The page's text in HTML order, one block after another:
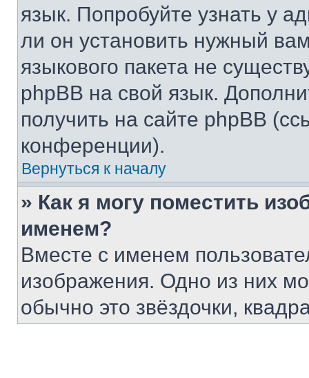
язык. Попробуйте узнать у
ли он установить нужный
языкового пакета не
phpBB на свой язык.
получить на сайте phpBB
конференции).
Вернуться к началу
» Как я могу поместить
именем?
Вместе с именем
изображения. Одно из них
обычно это звёздочки,